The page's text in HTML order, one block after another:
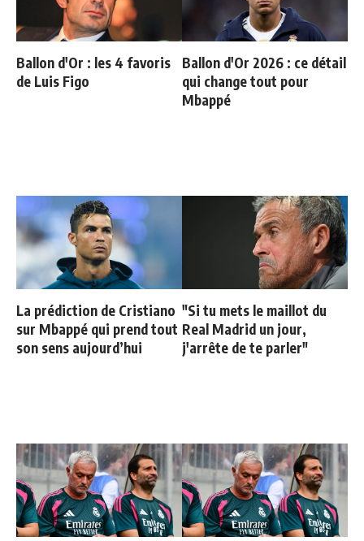
Ballon d'Or : les 4 favoris
de Luis Figo
Ballon d'Or 2026 : ce détail
qui change tout pour
Mbappé
La prédiction de Cristiano
sur Mbappé qui prend tout
son sens aujourd’hui
"Si tu mets le maillot du
Real Madrid un jour,
j'arrête de te parler"